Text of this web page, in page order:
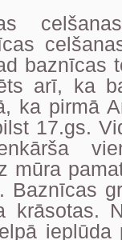
baznīcas
arī, ka
ka pirmā
17.gs.
mūra
Baznīcas
krāsotas.
ieplūda